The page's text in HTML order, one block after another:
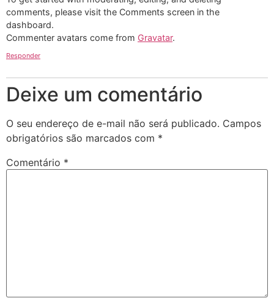
comments, please visit the Comments screen in the
dashboard.
Commenter avatars come from Gravatar.
Responder
Deixe um comentário
O seu endereço de e-mail não será publicado. Campos
obrigatórios são marcados com *
Comentário *